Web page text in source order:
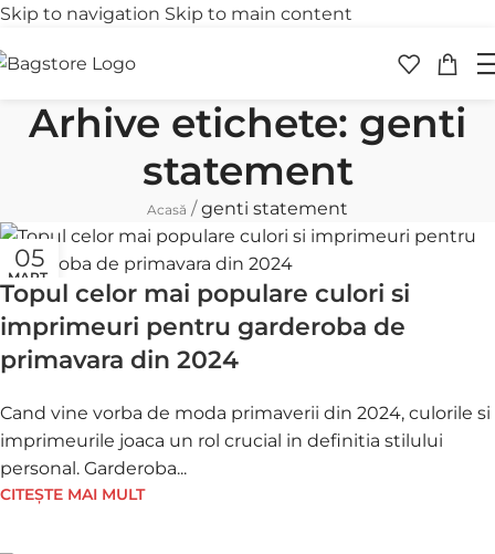
Skip to navigation Skip to main content
Transport gratuit
Arhive etichete: genti
statement
Acasă /genti statement
05
MART.
Topul celor mai populare culori si
imprimeuri pentru garderoba de
primavara din 2024
Cand vine vorba de moda primaverii din 2024, culorile si
imprimeurile joaca un rol crucial in definitia stilului
personal. Garderoba...
CITEȘTE MAI MULT